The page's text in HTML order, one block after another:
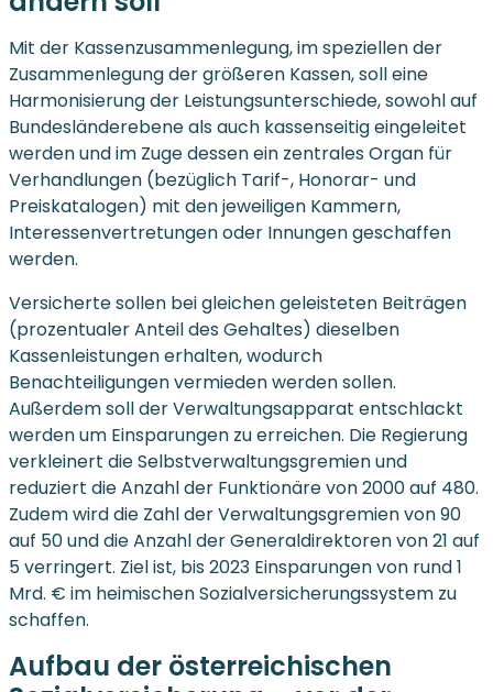
Mit der Kassenzusammenlegung, im speziellen der
Zusammenlegung der größeren Kassen, soll eine
Harmonisierung der Leistungsunterschiede, sowohl auf
Bundesländerebene als auch kassenseitig eingeleitet
werden und im Zuge dessen ein zentrales Organ für
Verhandlungen (bezüglich Tarif-, Honorar- und
Preiskatalogen) mit den jeweiligen Kammern,
Interessenvertretungen oder Innungen geschaffen
werden.
Versicherte sollen bei gleichen geleisteten Beiträgen
(prozentualer Anteil des Gehaltes) dieselben
Kassenleistungen erhalten, wodurch
Benachteiligungen vermieden werden sollen.
Außerdem soll der Verwaltungsapparat entschlackt
werden um Einsparungen zu erreichen. Die Regierung
verkleinert die Selbstverwaltungsgremien und
reduziert die Anzahl der Funktionäre von 2000 auf 480.
Zudem wird die Zahl der Verwaltungsgremien von 90
auf 50 und die Anzahl der Generaldirektoren von 21 auf
5 verringert. Ziel ist, bis 2023 Einsparungen von rund 1
Mrd. € im heimischen Sozialversicherungssystem zu
schaffen.
Aufbau der österreichischen